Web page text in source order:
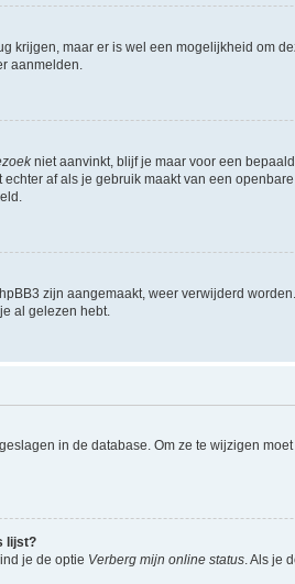
krijgen, maar er is wel een mogelijkheid om
aanmelden.
niet aanvinkt, blijf je maar voor een
af als je gebruik maakt van een
zijn aangemaakt, weer verwijderd
al gelezen hebt.
in de database. Om ze te wijzigen
lijst?
je de optie Verberg mijn online status . Als je